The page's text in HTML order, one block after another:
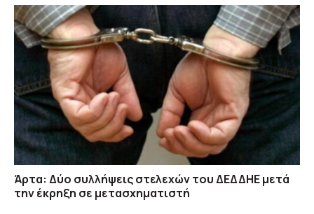
Άρτα: Δύο συλλήψεις στελεχών του ΔΕΔΔΗΕ μετά
την έκρηξη σε μετασχηματιστή